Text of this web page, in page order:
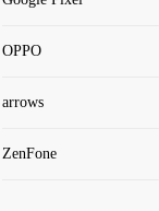
OPPO
arrows
ZenFone